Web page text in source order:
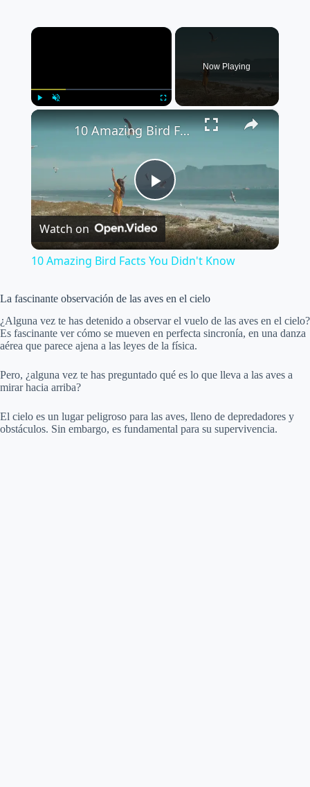
×
Now Playing
×
P
l
y
10 Amazing Bird Facts You Didn't Know
Watch on
10 Amazing Bird Facts You Didn't Know
La fascinante observación de las aves en el cielo
¿Alguna vez te has detenido a observar el vuelo de las aves en el cielo?
Es fascinante ver cómo se mueven en perfecta sincronía, en una danza
aérea que parece ajena a las leyes de la física.
Pero, ¿alguna vez te has preguntado qué es lo que lleva a las aves a
mirar hacia arriba?
El cielo es un lugar peligroso para las aves, lleno de depredadores y
obstáculos. Sin embargo, es fundamental para su supervivencia.